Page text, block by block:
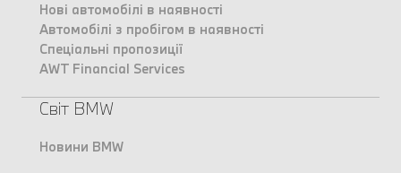
Нові автомобілі в наявності
Автомобілі з пробігом в наявності
Спеціальні пропозиції
AWT Financial Services
Світ BMW
Новини BMW